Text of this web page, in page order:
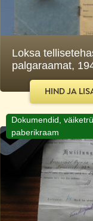
Loksa
palgaraamat,
HIND JA
Dokumendid,
paberikraam